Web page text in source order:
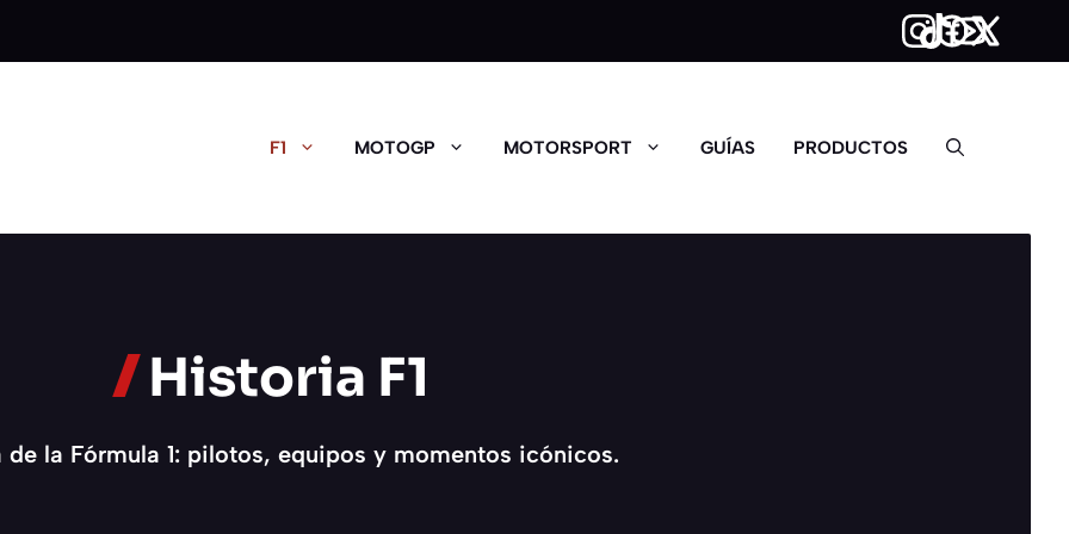
F1 MOTOGP MOTORSPORT GUÍAS PRODUCTOS
Historia F1
de la Fórmula 1: pilotos, equipos y momentos icónicos.